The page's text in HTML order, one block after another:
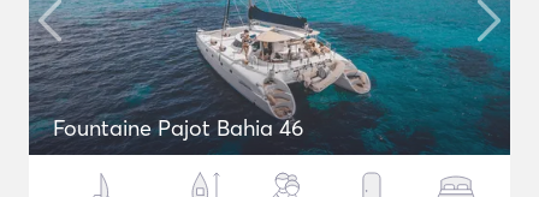
Fountaine Pajot Bahia 46